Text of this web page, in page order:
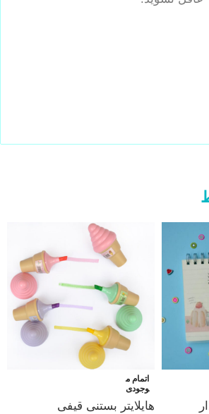
اتمام م
وجودی
هایلایتر بستنی قیفی